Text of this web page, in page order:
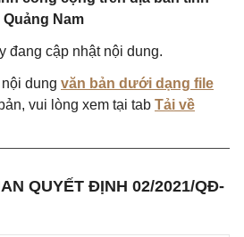
Quảng Nam
đang cập nhật nội dung.
dung văn bản dưới dạng file
vui lòng xem tại tab Tải về
QUYẾT ĐỊNH 02/2021/QĐ-